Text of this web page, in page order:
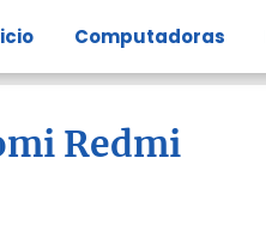
Computadoras
Redmi